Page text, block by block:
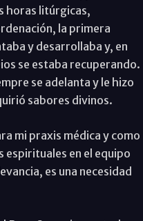
horas litúrgicas,
la primera
y desarrollaba y, en
se estaba recuperando.
se adelanta y le hizo
sabores divinos.
mi praxis médica y como
espirituales en el equipo
es una necesidad